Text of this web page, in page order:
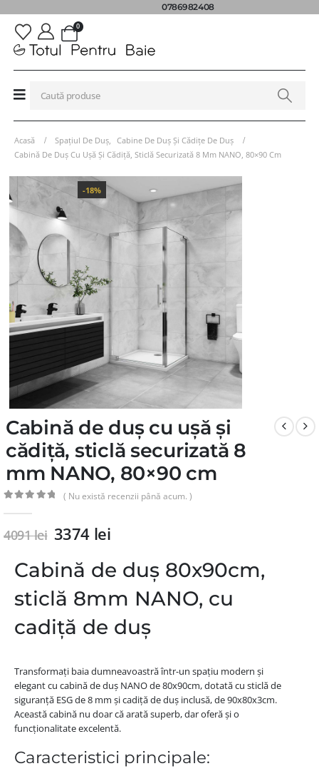
0786982408
0
Acasă Spațiul De Duș
Cabine De Duș Și Cădițe De Duș
Cabină De Duș Cu Ușă Și Cădiță, Sticlă Securizată 8 Mm NANO, 80×90 Cm
-18%
Cabină de duș cu ușă și
cădiță, sticlă securizată 8
mm NANO, 80×90 cm
( Nu există recenzii până acum. )
4091lei 3374 lei
Cabină de duș 80x90cm,
sticlă 8mm NANO, cu
cadiță de duș
Transformați baia dumneavoastră într-un spațiu modern și
elegant cu cabină de duș NANO de 80x90cm, dotată cu sticlă de
siguranță ESG de 8 mm și cadiță de duș inclusă, de 90x80x3cm.
Această cabină nu doar că arată superb, dar oferă și o
funcționalitate excelentă.
Caracteristici principale: